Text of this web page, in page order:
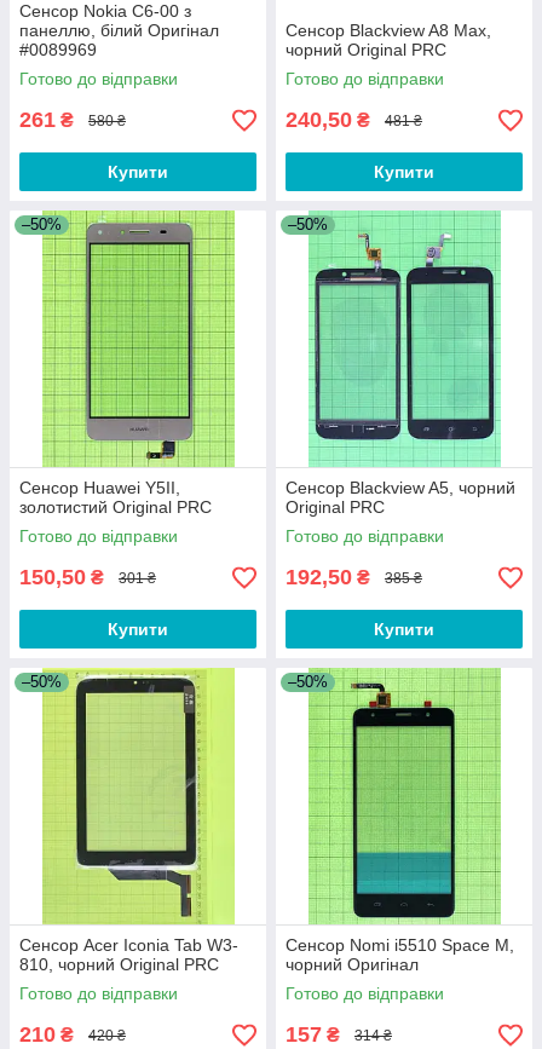
Сенсор Nokia C6-00 з
панеллю, білий Оригінал
#0089969
Готово до відправки
261 ₴ 580 ₴
Купити
Сенсор Blackview A8 Max,
чорний Original PRC
Готово до відправки
240,50 ₴ 481 ₴
Купити
–50%
Сенсор Huawei Y5II,
золотистий Original PRC
Готово до відправки
150,50 ₴ 301 ₴
Купити
–50%
Сенсор Blackview A5, чорний
Original PRC
Готово до відправки
192,50 ₴ 385 ₴
Купити
–50%
Сенсор Acer Iconia Tab W3-
810, чорний Original PRC
Готово до відправки
210 ₴ 420 ₴
–50%
Сенсор Nomi i5510 Space M,
чорний Оригінал
Готово до відправки
157 ₴ 314 ₴